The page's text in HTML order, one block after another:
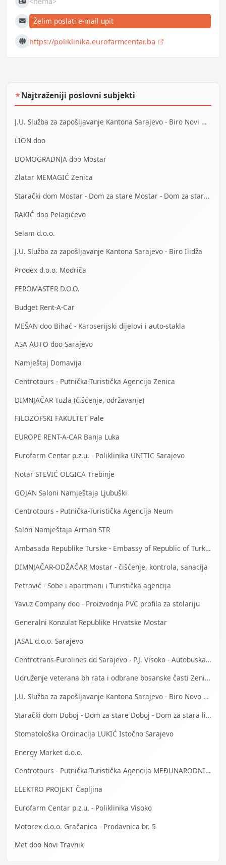
JIB
E-mailŽelim poslati e-mail upit
Webhttps://poliklinika.eurofarmcentar.ba
★Najtraženiji poslovni subjekti
J.U. Služba za zapošljavanje Kantona Sarajevo - Biro Novi Grad
LION doo
DOMOGRADNJA doo Mostar
Zlatar MEMAGIĆ Zenica
Starački dom Mostar - Dom za stare Mostar - Dom za stara lica Mostar
RAKIĆ doo Pelagićevo
Selam d.o.o.
J.U. Služba za zapošljavanje Kantona Sarajevo - Biro Ilidža
Prodex d.o.o. Modriča
FEROMASTER D.O.O.
Budget Rent-A-Car
MEŠAN doo Bihać - Karoserijski dijelovi i auto-stakla
ASA AUTO doo Sarajevo
Namještaj Domavija
Centrotours - Putnička-Turistička Agencija Zenica
DIMNJAČAR Tuzla (čišćenje, održavanje)
FILOZOFSKI FAKULTET Pale
EUROPE RENT-A-CAR Banja Luka
Eurofarm Centar p.z.u. - Poliklinika UNITIC Sarajevo
Notar STEVIĆ OLGICA Trebinje
GOJAN Saloni Namještaja Ljubuški
Centrotours - Putnička-Turistička Agencija Neum
Salon Namještaja Arman STR
Ambasada Republike Turske - Embassy of Republic of Turkey
DIMNJAČAR-ODŽAČAR Mostar - čišćenje, kontrola, sanacija
Petrović - Sobe i apartmani i Turistička agencija
Yavuz Company doo - Proizvodnja PVC profila za stolariju
Generalni Konzulat Republike Hrvatske Mostar
JASAL d.o.o. Sarajevo
Centrotrans-Eurolines dd Sarajevo - P.J. Visoko - Autobuska stanica
Udruženje veterana bh rata i odbrane bosanske časti Zenica
J.U. Služba za zapošljavanje Kantona Sarajevo - Biro Novo Sarajevo
Starački dom Doboj - Dom za stare Doboj - Dom za stara lica Doboj
Stomatološka Ordinacija LUKIĆ Istočno Sarajevo
Energy Market d.o.o.
Centrotours - Putnička-Turistička Agencija MEĐUNARODNI AERODROM Sarajevo
ELEKTRO PROJEKT Čapljina
Eurofarm Centar p.z.u. - Poliklinika Visoko
Motorex d.o.o. Gračanica - Prodavnica br. 5
Met doo Novi Travnik